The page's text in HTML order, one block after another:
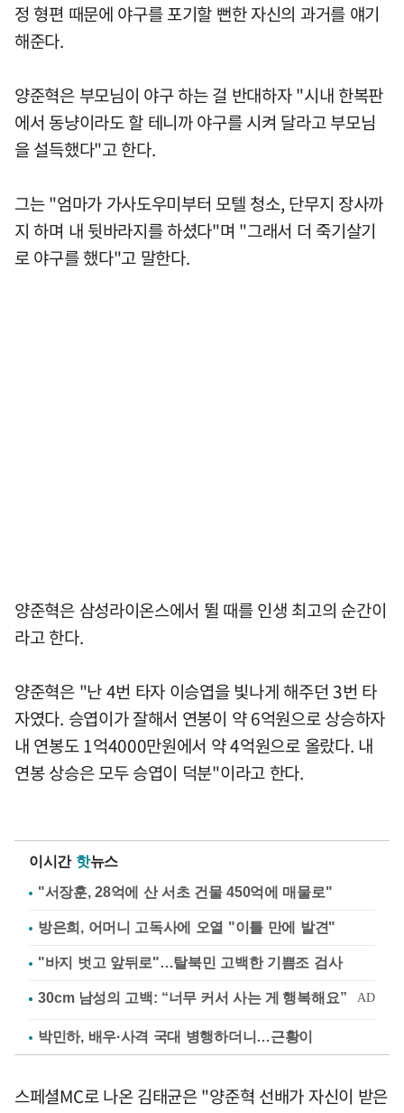
정 형편 때문에 야구를 포기할 뻔한 자신의 과거를 얘기
해준다.
양준혁은 부모님이 야구 하는 걸 반대하자 "시내 한복판
에서 동냥이라도 할 테니까 야구를 시켜 달라고 부모님
을 설득했다"고 한다.
그는 "엄마가 가사도우미부터 모텔 청소, 단무지 장사까
지 하며 내 뒷바라지를 하셨다"며 "그래서 더 죽기살기
로 야구를 했다"고 말한다.
양준혁은 삼성라이온스에서 뛸 때를 인생 최고의 순간이
라고 한다.
양준혁은 "난 4번 타자 이승엽을 빛나게 해주던 3번 타
자였다. 승엽이가 잘해서 연봉이 약 6억원으로 상승하자
내 연봉도 1억4000만원에서 약 4억원으로 올랐다. 내
연봉 상승은 모두 승엽이 덕분"이라고 한다.
이시간 핫뉴스
"서장훈, 28억에 산 서초 건물 450억에 매물로"
방은희, 어머니 고독사에 오열 "이틀 만에 발견"
"바지 벗고 앞뒤로"…탈북민 고백한 기쁨조 검사
박민하, 배우·사격 국대 병행하더니…근황이
스페셜MC로 나온 김태균은 "양준혁 선배가 자신이 받은